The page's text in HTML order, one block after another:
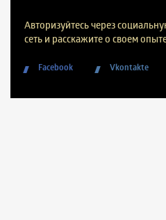
Авторизуйтесь через
сеть и расскажите о своем
Facebook Vkontakte